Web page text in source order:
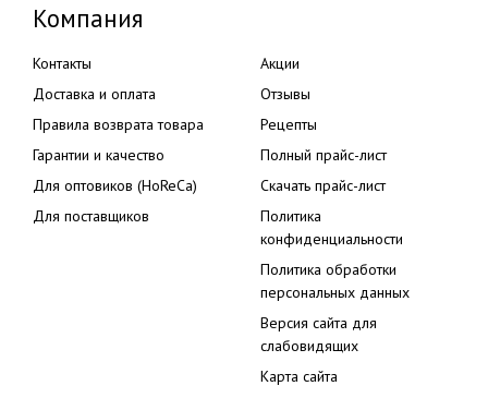
Компания
Контакты
Доставка и оплата
Правила возврата товара
Гарантии и качество
Для оптовиков (HoReCa)
Для поставщиков
Акции
Отзывы
Рецепты
Полный прайс-лист
Скачать прайс-лист
Политика
конфиденциальности
Политика обработки
персональных данных
Версия сайта для
слабовидящих
Карта сайта